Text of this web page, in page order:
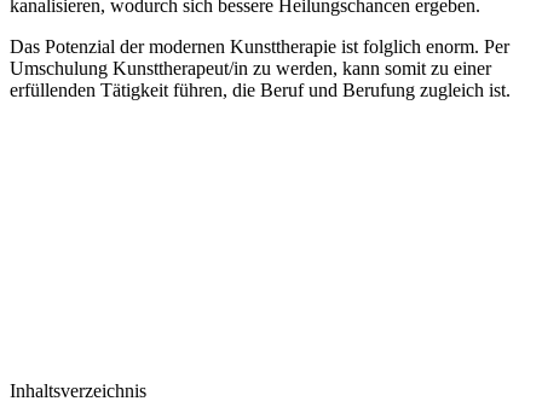
kanalisieren, wodurch sich bessere Heilungschancen ergeben.
Das Potenzial der modernen Kunsttherapie ist folglich enorm. Per
Umschulung Kunsttherapeut/in zu werden, kann somit zu einer
erfüllenden Tätigkeit führen, die Beruf und Berufung zugleich ist.
Inhaltsverzeichnis